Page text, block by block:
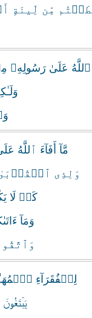
مِّن لِّينَةٍ
ٱللَّهُ عَلَىٰ
مَّآ أَفَآءَ
وَلِذِى
كَىۡ لَا
وَمَآ
لِلۡفُقَرَآءِ